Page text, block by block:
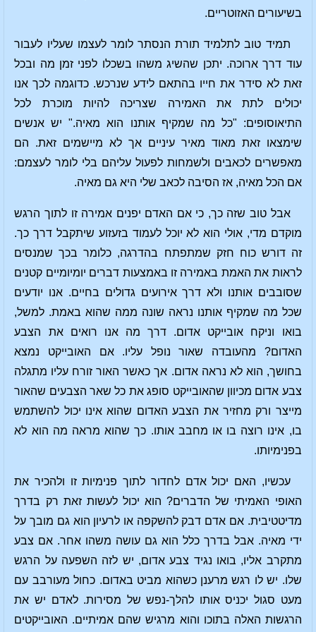
בשיעורים האזוטריים.
תמיד טוב לתלמיד תורת הנסתר לומר לעצמו שעליו לעבור
עוד דרך ארוכה. יתכן שהשיג משהו בשכלו לפני זמן מה ובכל
זאת לא סידר את חייו בהתאם לידע שנרכש. כדוגמה לכך אנו
יכולים לתת את האמירה שצריכה להיות מוכרת לכל
התיאוסופים: "כל מה שמקיף אותנו הוא מאיה." יש אנשים
שימצאו זאת מאוד מאיר עיניים אך לא מיישמים זאת. הם
מאפשרים לכאבים ולשמחות לפעול עליהם בלי לומר לעצמם:
אם הכל מאיה, אז הסיבה לכאב שלי היא גם מאיה.
אבל טוב שזה כך, כי אם האדם יפנים אמירה זו לתוך הרגש
מוקדם מדי, אולי הוא לא יוכל לעמוד בזעזוע שיתקבל דרך כך.
זה דורש כוח חזק שמתפתח בהדרגה, כלומר בכך שמנסים
לראות את האמת באמירה זו באמצעות דברים יומיומיים קטנים
שסובבים אותנו ולא דרך אירועים גדולים בחיים. אנו יודעים
שכל מה שמקיף אותנו נראה שונה ממה שהוא באמת. למשל,
בואו וניקח אובייקט אדום. דרך מה אנו רואים את הצבע
האדום? מהעובדה שאור נופל עליו. אם האובייקט נמצא
בחושך, הוא לא נראה אדום. אך כאשר האור זורח עליו מתגלה
צבע אדום מכיוון שהאובייקט סופג את כל שאר הצבעים שהאור
מייצר ורק מחזיר את הצבע האדום שהוא אינו יכול להשתמש
בו, אינו רוצה בו או מחבב אותו. כך שהוא מראה מה הוא לא
בפנימיותו.
עכשיו, האם יכול אדם לחדור לתוך פנימיות זו ולהכיר את
האופי האמיתי של הדברים? הוא יכול לעשות זאת רק בדרך
מדיטטיבית. אם אדם דבק להשקפה או לרעיון הוא גם מובך על
ידי מאיה. אבל בדרך כלל הוא גם עושה משהו אחר. אם צבע
מתקרב אליו, בואו נגיד צבע אדום, יש לזה השפעה על הרגש
שלו. יש לו רגש מרענן כשהוא מביט באדום. כחול מעורבב עם
מעט סגול יכניס אותו להלך-נפש של מסירות. לאדם יש את
הרגשות האלה בתוכו והוא מרגיש שהם אמיתיים. האובייקטים